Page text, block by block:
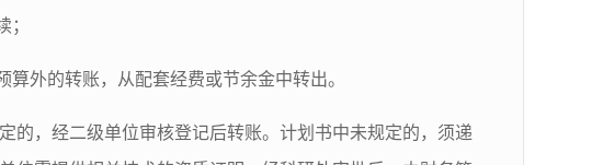
；
外的转账，从配套经费或节余金中转出。
的，经二级单位审核登记后转账。计划书中未规定的，须递